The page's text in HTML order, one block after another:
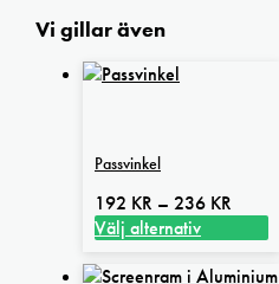
Vi gillar även
Passvinkel
192 KR – 236 KR
236 kr
Välj alternativ
här